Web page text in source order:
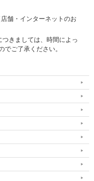
舗・インターネットのお
きましては、時間によっ
でご了承ください。